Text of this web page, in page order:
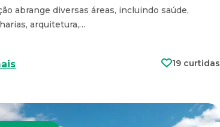
abrange diversas áreas, incluindo saúde,
arquitetura,…
19 curtidas